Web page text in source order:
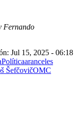
Fernando
Jul 15, 2025 - 06:18
Políticaaranceles
ŠefčovičOMC